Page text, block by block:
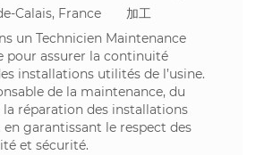
Calais, France カテゴリ
加工
un Technicien Maintenance
pour assurer la continuité
installations utilités de l’usine.
de la maintenance, du
réparation des installations
garantissant le respect des
et sécurité.